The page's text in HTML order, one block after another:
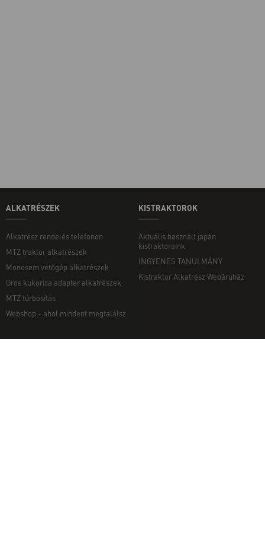
ALKATRÉSZEK
Alkatrész rendelés telefonon
MTZ traktor alkatrészek
Monosem vetőgép alkatrészek
Oros kukorica adapter alkatrészek
MTZ túrbósítás
Webshop - ahol mindent megtalálsz
KISTRAKTOROK
Aktuális használt japán
kistraktoraink
INGYENES TANULMÁNY
Kistraktor Alkatrész Webáruház